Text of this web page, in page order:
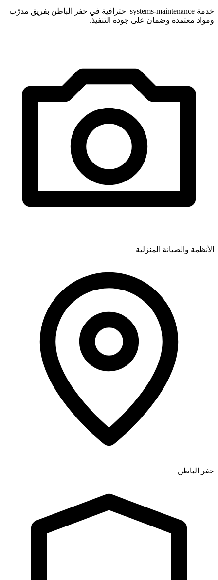
خدمة systems-maintenance احترافية في حفر الباطن بفريق مدرّب
ومواد معتمدة وضمان على جودة التنفيذ.
الأنظمة والصيانة المنزلية
حفر الباطن